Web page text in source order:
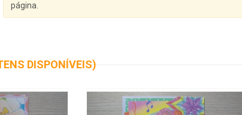
página.
DISPONÍVEIS)